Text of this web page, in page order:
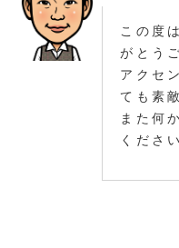
この度
がとう
アクセ
ても素
また何
くださ